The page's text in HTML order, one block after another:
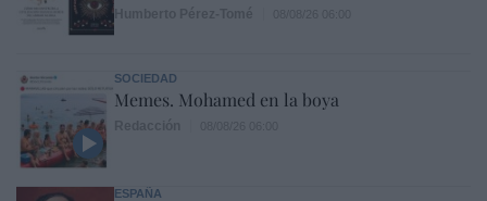
SOCIEDAD
Memes. Mohamed en la boya
ESPAÑA